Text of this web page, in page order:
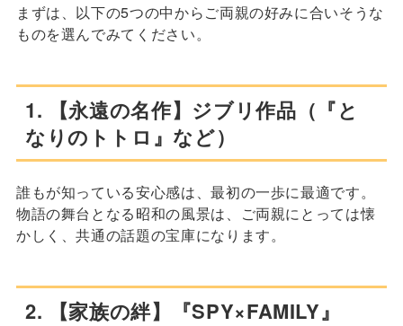
まずは、以下の5つの中からご両親の好みに合いそうな
ものを選んでみてください。
1. 【永遠の名作】ジブリ作品（『と
なりのトトロ』など）
誰もが知っている安心感は、最初の一歩に最適です。
物語の舞台となる昭和の風景は、ご両親にとっては懐
かしく、共通の話題の宝庫になります。
2. 【家族の絆】『SPY×FAMILY』